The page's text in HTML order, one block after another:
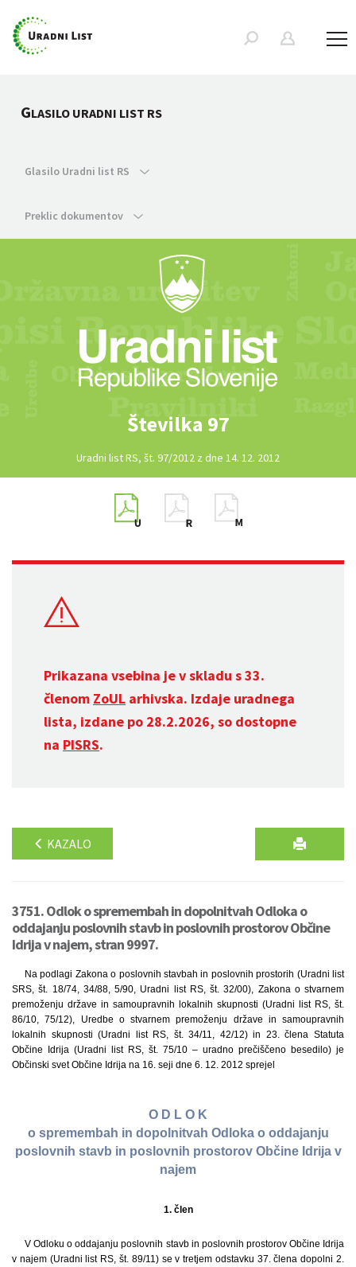
GLASILO URADNI LIST RS
Glasilo Uradni list RS
Preklic dokumentov
Številka 97
Uradni list RS, št. 97/2012 z dne 14. 12. 2012
Prikazana vsebina je v skladu s 33.
členom ZoUL arhivska. Izdaje uradnega
lista, izdane po 28.2.2026, so dostopne
na PISRS.
KAZALO
3751. Odlok o spremembah in dopolnitvah Odloka o
oddajanju poslovnih stavb in poslovnih prostorov Občine
Idrija v najem, stran 9997.
Na podlagi Zakona o poslovnih stavbah in poslovnih prostorih (Uradni list
SRS, št. 18/74, 34/88, 5/90, Uradni list RS, št. 32/00), Zakona o stvarnem
premoženju države in samoupravnih lokalnih skupnosti (Uradni list RS, št.
86/10, 75/12), Uredbe o stvarnem premoženju države in samoupravnih
lokalnih skupnosti (Uradni list RS, št. 34/11, 42/12) in 23. člena Statuta
Občine Idrija (Uradni list RS, št. 75/10 – uradno prečiščeno besedilo) je
Občinski svet Občine Idrija na 16. seji dne 6. 12. 2012 sprejel
O D L O K
o spremembah in dopolnitvah Odloka o oddajanju
poslovnih stavb in poslovnih prostorov Občine Idrija v
najem
1. člen
V Odloku o oddajanju poslovnih stavb in poslovnih prostorov Občine Idrija
v najem (Uradni list RS, št. 89/11) se v tretjem odstavku 37. člena dopolni 2.